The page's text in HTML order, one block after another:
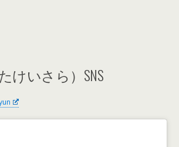
けいさら）SNS